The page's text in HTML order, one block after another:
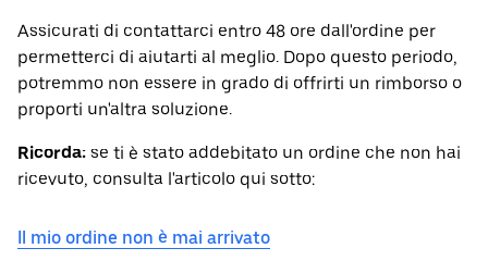
Assicurati di contattarci entro 48 ore dall'ordine per
permetterci di aiutarti al meglio. Dopo questo periodo,
potremmo non essere in grado di offrirti un rimborso o
proporti un'altra soluzione.
Ricorda: se ti è stato addebitato un ordine che non hai
ricevuto, consulta l'articolo qui sotto:
Il mio ordine non è mai arrivato